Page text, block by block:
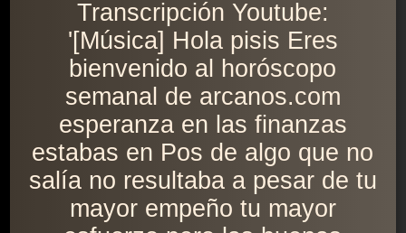
Transcripción Youtube:
'[Música] Hola pisis Eres
bienvenido al horóscopo
semanal de arcanos.com
esperanza en las finanzas
estabas en Pos de algo que no
salía no resultaba a pesar de tu
mayor empeño tu mayor